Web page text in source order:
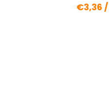
€3,36 /